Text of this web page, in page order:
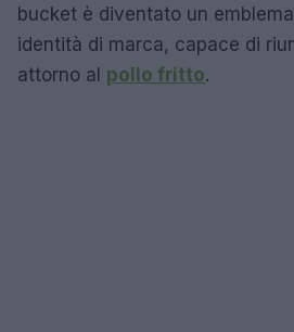
bucket è diventato un
identità di marca, capace di
attorno al pollo fritto.